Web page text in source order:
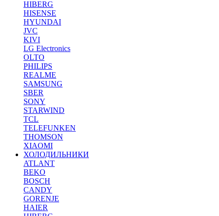
HIBERG
HISENSE
HYUNDAI
JVC
KIVI
LG Electronics
OLTO
PHILIPS
REALME
SAMSUNG
SBER
SONY
STARWIND
TCL
TELEFUNKEN
THOMSON
XIAOMI
ХОЛОДИЛЬНИКИ
ATLANT
BEKO
BOSCH
CANDY
GORENJE
HAIER